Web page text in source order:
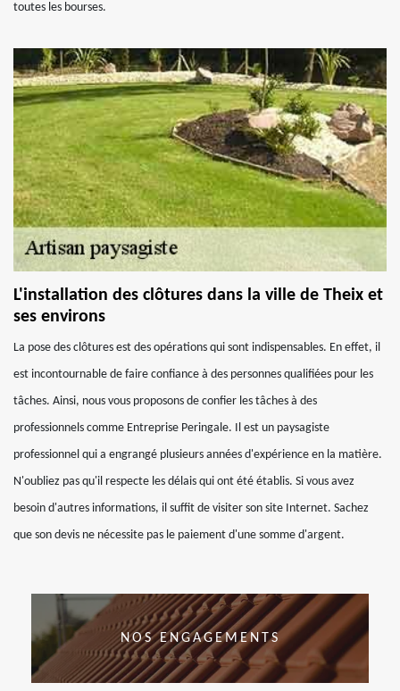
toutes les bourses.
L'installation des clôtures dans la ville de Theix et
ses environs
La pose des clôtures est des opérations qui sont indispensables. En effet, il
est incontournable de faire confiance à des personnes qualifiées pour les
tâches. Ainsi, nous vous proposons de confier les tâches à des
professionnels comme Entreprise Peringale. Il est un paysagiste
professionnel qui a engrangé plusieurs années d'expérience en la matière.
N'oubliez pas qu'il respecte les délais qui ont été établis. Si vous avez
besoin d'autres informations, il suffit de visiter son site Internet. Sachez
que son devis ne nécessite pas le paiement d'une somme d'argent.
NOS ENGAGEMENTS